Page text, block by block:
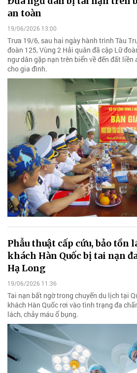
an toàn
19/06/2026 13:00
Trưa 19/6, sau hai ngày hành trình Tàu
đoàn 125, Vùng 2 Hải quân đã cập Lữ
ngư dân gặp nạn trên biển về đến đất
cho gia đình.
Phẫu thuật cấp cứu, bảo tồn
khách Hàn Quốc bị tai nạn
Hạ Long
19/06/2026 11:36
Tai nạn bất ngờ trong chuyến du lịch tại
khách Hàn Quốc rơi vào tình trạng đa
lách, chảy máu ổ bụng.